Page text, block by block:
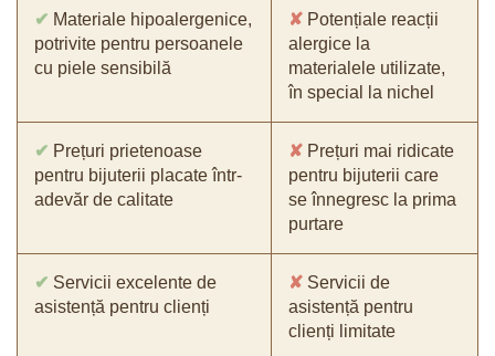
✔ Materiale hipoalergenice,
potrivite pentru persoanele
cu piele sensibilă
✘ Potențiale reacții
alergice la
materialele utilizate,
în special la nichel
✔ Prețuri prietenoase
pentru bijuterii placate într-
adevăr de calitate
✘ Prețuri mai ridicate
pentru bijuterii care
se înnegresc la prima
purtare
✔ Servicii excelente de
asistență pentru clienți
✘ Servicii de
asistență pentru
clienți limitate